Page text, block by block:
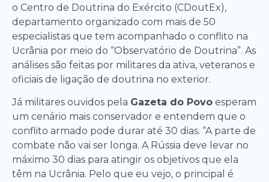
o Centro de Doutrina do Exército (CDoutEx),
departamento organizado com mais de 50
especialistas que tem acompanhado o conflito na
Ucrânia por meio do “Observatório de Doutrina”. As
análises são feitas por militares da ativa, veteranos e
oficiais de ligação de doutrina no exterior.
Já militares ouvidos pela Gazeta do Povo esperam
um cenário mais conservador e entendem que o
conflito armado pode durar até 30 dias. “A parte de
combate não vai ser longa. A Rússia deve levar no
máximo 30 dias para atingir os objetivos que ela
têm na Ucrânia. Pelo que eu vejo, o principal é